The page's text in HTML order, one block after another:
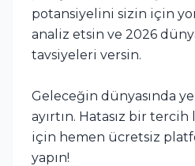
potansiyelini sizin için
analiz etsin ve 2026
tavsiyeleri versin.
Geleceğin dünyasında
ayırtın. Hatasız bir
için hemen ücretsiz
yapın!